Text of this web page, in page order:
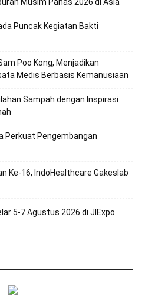
Puncak Kegiatan Bakti
Poo Kong, Menjadikan
Medis Berbasis Kemanusiaan
Sampah dengan Inspirasi
Perkuat Pengembangan
Ke-16, IndoHealthcare Gakeslab
5-7 Agustus 2026 di JIExpo